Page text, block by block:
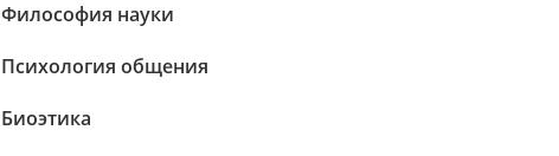
Философия науки
Психология общения
Биоэтика